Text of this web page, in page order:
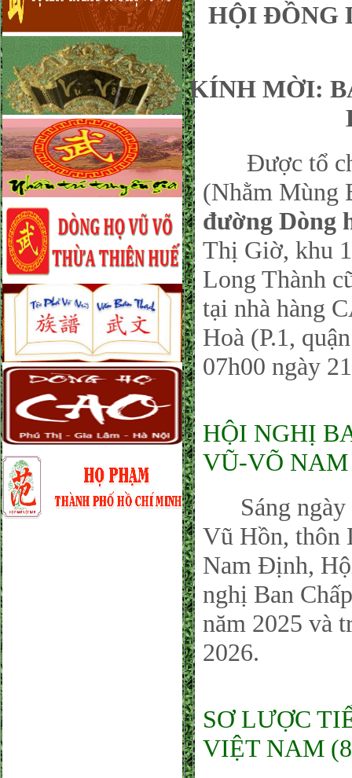
HỘI ĐỒNG
KÍNH MỜI:
Được tổ
(Nhằm Mùng
đường Dòng
Thị Giờ, khu
Long Thành
tại nhà hàng
Hoà (P.1,
07h00 ngày
HỘI NGHỊ
VŨ-VÕ
Sáng ngày
Vũ Hồn, thôn
Nam Định,
nghị Ban
năm 2025 và
2026.
SƠ LƯỢC
VIỆT NAM